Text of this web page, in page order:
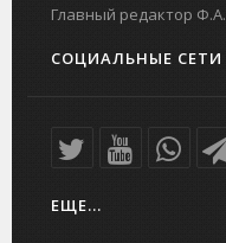
Главный редактор
СОЦИАЛЬНЫЕ СЕТИ
ЕЩЕ...